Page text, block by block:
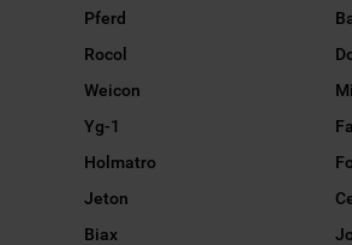
Pferd
Rocol
Weicon
Yg-1
Holmatro
Jeton
Biax